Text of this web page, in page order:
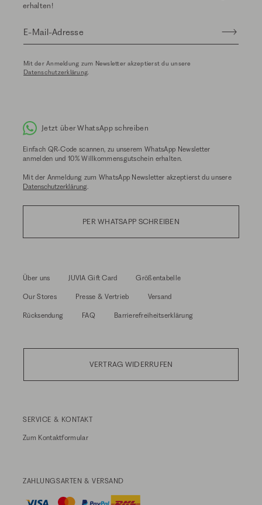
erhalten!
E-Mail-Adresse
Mit der Anmeldung zum Newsletter akzeptierst du unsere
Datenschutzerklärung.
Jetzt über WhatsApp schreiben
Einfach QR-Code scannen, zu unserem WhatsApp Newsletter
anmelden und 10% Willkommensgutschein erhalten.
Mit der Anmeldung zum WhatsApp Newsletter akzeptierst du unsere
Datenschutzerklärung
PER WHATSAPP SCHREIBEN
Über uns JUVIA Gift Card Größentabelle
Our Stores Presse & Vertrieb Versand
Rücksendung FAQ Barrierefreiheitserklärung
VERTRAG WIDERRUFEN
SERVICE & KONTAKT
Zum Kontaktformular
ZAHLUNGSARTEN & VERSAND